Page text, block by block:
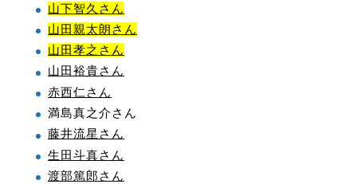
山下智久さん
山田親太朗さん
山田孝之さん
山田裕貴さん
赤西仁さん
満島真之介さん
藤井流星さん
生田斗真さん
渡部篤郎さん